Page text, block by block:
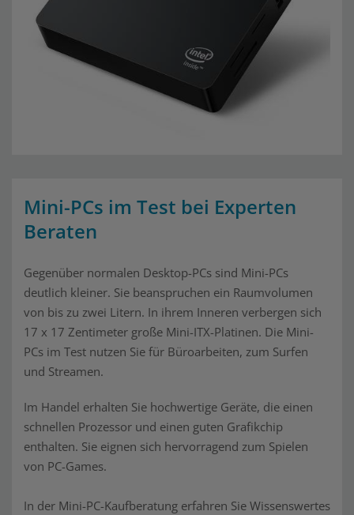
Mini-PCs im Test bei Experten
Beraten
Gegenüber normalen Desktop-PCs sind Mini-PCs
deutlich kleiner. Sie beanspruchen ein Raumvolumen
von bis zu zwei Litern. In ihrem Inneren verbergen sich
17 x 17 Zentimeter große Mini-ITX-Platinen. Die Mini-
PCs im Test nutzen Sie für Büroarbeiten, zum Surfen
und Streamen.
Im Handel erhalten Sie hochwertige Geräte, die einen
schnellen Prozessor und einen guten Grafikchip
enthalten. Sie eignen sich hervorragend zum Spielen
von PC-Games.
In der Mini-PC-Kaufberatung erfahren Sie Wissenswertes